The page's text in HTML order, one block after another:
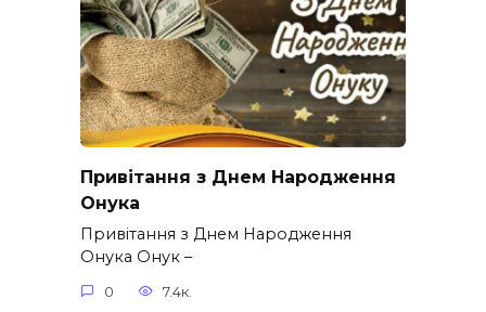
Привітання з Днем Народження
Онука
Привітання з Днем Народження
Онука Онук –
0 7.4к.